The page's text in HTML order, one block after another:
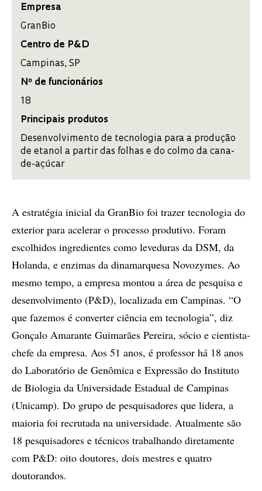
Empresa
GranBio
Centro de P&D
Campinas, SP
Nº de funcionários
18
Principais produtos
Desenvolvimento de tecnologia para a produção
de etanol a partir das folhas e do colmo da cana-
de-açúcar
A estratégia inicial da GranBio foi trazer tecnologia do
exterior para acelerar o processo produtivo. Foram
escolhidos ingredientes como leveduras da DSM, da
Holanda, e enzimas da dinamarquesa Novozymes. Ao
mesmo tempo, a empresa montou a área de pesquisa e
desenvolvimento (P&D), localizada em Campinas. “O
que fazemos é converter ciência em tecnologia”, diz
Gonçalo Amarante Guimarães Pereira, sócio e cientista-
chefe da empresa. Aos 51 anos, é professor há 18 anos
do Laboratório de Genômica e Expressão do Instituto
de Biologia da Universidade Estadual de Campinas
(Unicamp). Do grupo de pesquisadores que lidera, a
maioria foi recrutada na universidade. Atualmente são
18 pesquisadores e técnicos trabalhando diretamente
com P&D: oito doutores, dois mestres e quatro
doutorandos.